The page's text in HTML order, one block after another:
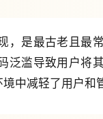
，是最古老且最
泛滥导致用户将
中减轻了用户和